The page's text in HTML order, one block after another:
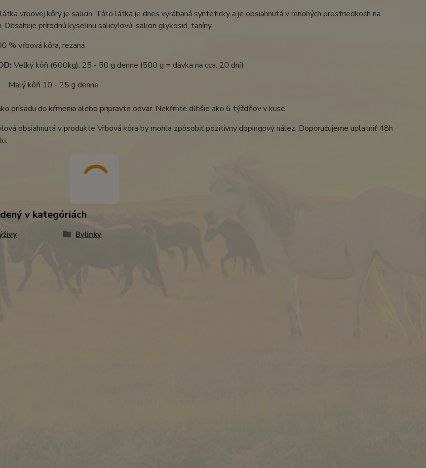
vrbovej kôry je salicin. Táto látka je dnes vyrábaná synteticky a je obsiahnutá v mnohých prostriedkoch na
prírodnú kyselinu salicylovú, salicin glykosid, taníny.
% vŕbová kôra, rezaná
Veľký kôň (600kg): 25 - 50 g denne (500 g = dávka na cca. 20 dní)
10 - 25 g denne
prísadu do kŕmenia alebo pripravte odvar. Nekŕmte dlhšie ako 6 týždňov v kuse.
obsiahnutá v produkte Vrbová kôra by mohla zpôsobiť pozitívny dopingový nález. Doporučujeme uplatniť 48h
v kategóriách
Bylinky